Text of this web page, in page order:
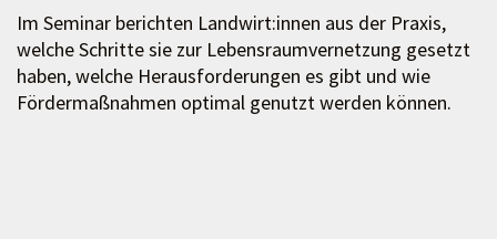
Im Seminar berichten Landwirt:innen aus der Praxis,
welche Schritte sie zur Lebensraumvernetzung gesetzt
haben, welche Herausforderungen es gibt und wie
Fördermaßnahmen optimal genutzt werden können.